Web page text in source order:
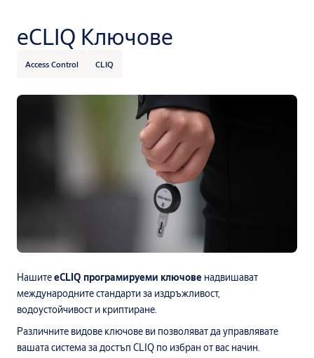
eCLIQ Ключовe
Access Control CLIQ
НашитеeCLIQ програмируеми ключове надвишават
международните стандарти за издръжливост,
водоустойчивост и криптиране.
Различните видове ключове ви позволяват да управлявате
вашата система за достъп CLIQ по избран от вас начин.